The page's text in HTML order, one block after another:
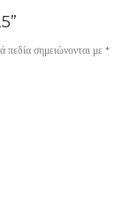
πεδία σημειώνονται με *